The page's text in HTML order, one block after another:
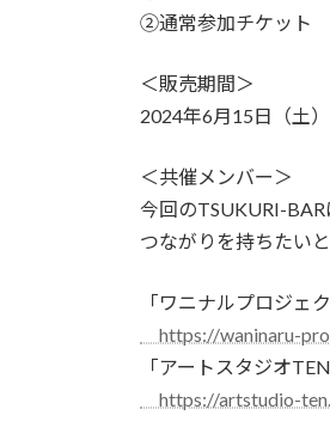
②通常参加チケット
＜販売期間＞
2024年6月15日（土
＜共催メンバー＞
今回のTSUKURI-
つながりを持ちたい
「ワニナルプロジェク
https://waninaru-
「アートスタジオTEN
https://artstudio-